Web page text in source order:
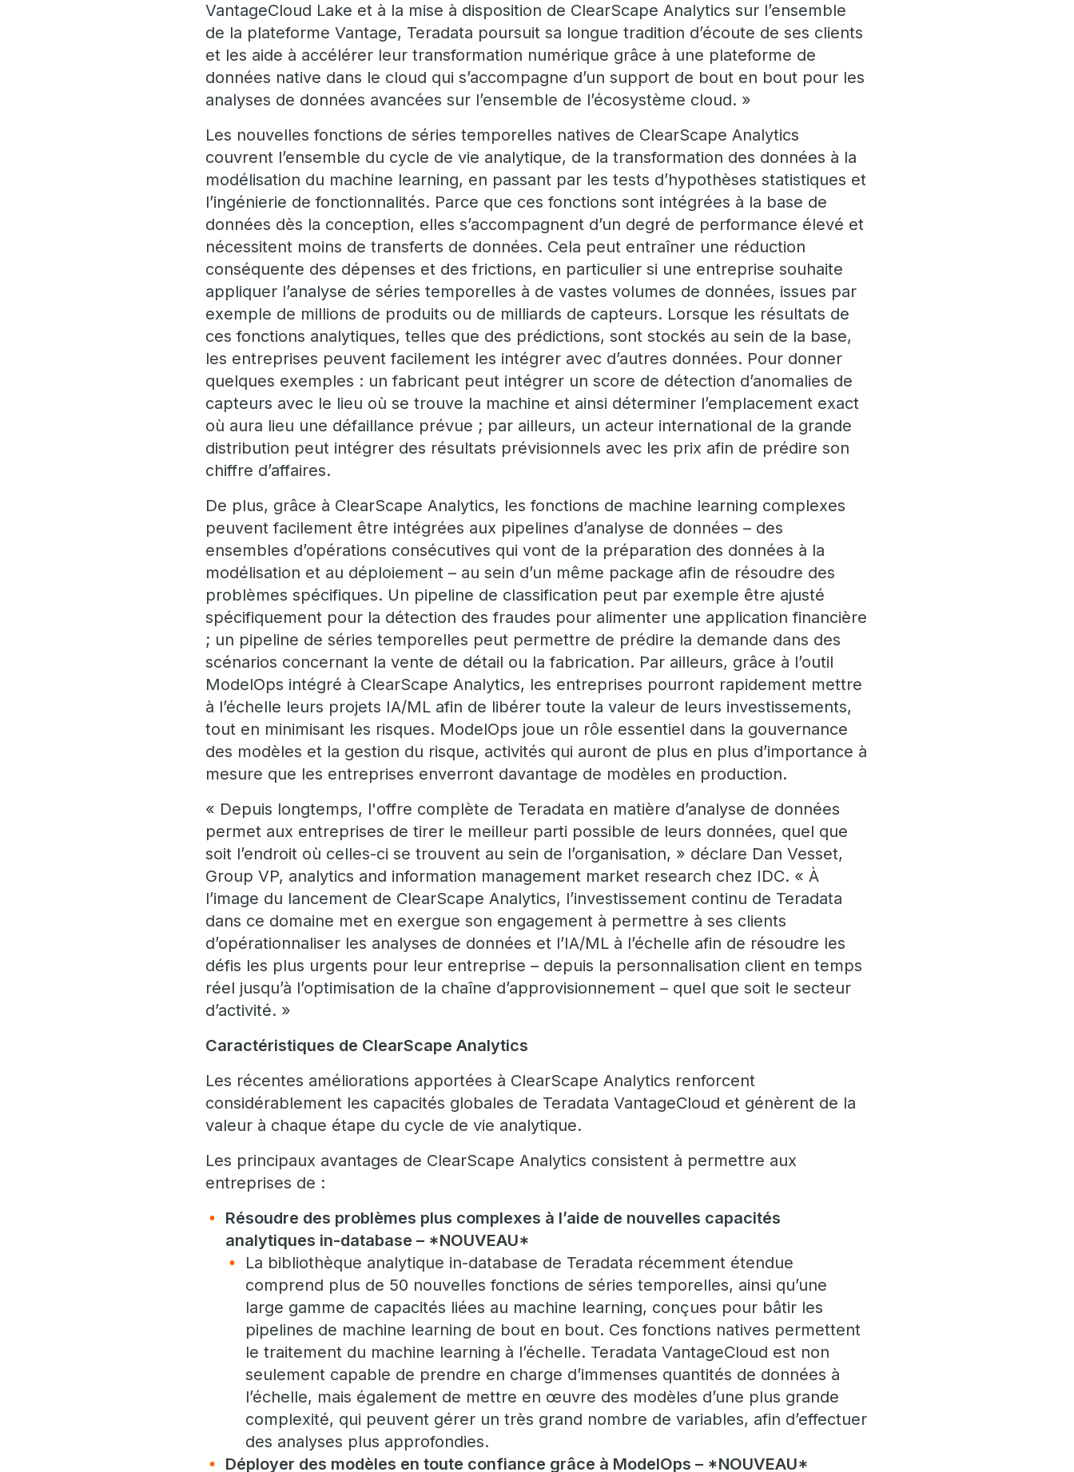
VantageCloud Lake et à la mise à disposition de ClearScape Analytics sur l’ensemble
de la plateforme Vantage, Teradata poursuit sa longue tradition d’écoute de ses clients
et les aide à accélérer leur transformation numérique grâce à une plateforme de
données native dans le cloud qui s’accompagne d’un support de bout en bout pour les
analyses de données avancées sur l’ensemble de l’écosystème cloud. »
Les nouvelles fonctions de séries temporelles natives de ClearScape Analytics
couvrent l’ensemble du cycle de vie analytique, de la transformation des données à la
modélisation du machine learning, en passant par les tests d’hypothèses statistiques et
l’ingénierie de fonctionnalités. Parce que ces fonctions sont intégrées à la base de
données dès la conception, elles s’accompagnent d’un degré de performance élevé et
nécessitent moins de transferts de données. Cela peut entraîner une réduction
conséquente des dépenses et des frictions, en particulier si une entreprise souhaite
appliquer l’analyse de séries temporelles à de vastes volumes de données, issues par
exemple de millions de produits ou de milliards de capteurs. Lorsque les résultats de
ces fonctions analytiques, telles que des prédictions, sont stockés au sein de la base,
les entreprises peuvent facilement les intégrer avec d’autres données. Pour donner
quelques exemples : un fabricant peut intégrer un score de détection d’anomalies de
capteurs avec le lieu où se trouve la machine et ainsi déterminer l’emplacement exact
où aura lieu une défaillance prévue ; par ailleurs, un acteur international de la grande
distribution peut intégrer des résultats prévisionnels avec les prix afin de prédire son
chiffre d’affaires.
De plus, grâce à ClearScape Analytics, les fonctions de machine learning complexes
peuvent facilement être intégrées aux pipelines d’analyse de données – des
ensembles d’opérations consécutives qui vont de la préparation des données à la
modélisation et au déploiement – au sein d’un même package afin de résoudre des
problèmes spécifiques. Un pipeline de classification peut par exemple être ajusté
spécifiquement pour la détection des fraudes pour alimenter une application financière
; un pipeline de séries temporelles peut permettre de prédire la demande dans des
scénarios concernant la vente de détail ou la fabrication. Par ailleurs, grâce à l’outil
ModelOps intégré à ClearScape Analytics, les entreprises pourront rapidement mettre
à l’échelle leurs projets IA/ML afin de libérer toute la valeur de leurs investissements,
tout en minimisant les risques. ModelOps joue un rôle essentiel dans la gouvernance
des modèles et la gestion du risque, activités qui auront de plus en plus d’importance à
mesure que les entreprises enverront davantage de modèles en production.
« Depuis longtemps, l'offre complète de Teradata en matière d’analyse de données
permet aux entreprises de tirer le meilleur parti possible de leurs données, quel que
soit l’endroit où celles-ci se trouvent au sein de l’organisation, » déclare Dan Vesset,
Group VP, analytics and information management market research chez IDC. « À
l’image du lancement de ClearScape Analytics, l’investissement continu de Teradata
dans ce domaine met en exergue son engagement à permettre à ses clients
d’opérationnaliser les analyses de données et l’IA/ML à l’échelle afin de résoudre les
défis les plus urgents pour leur entreprise – depuis la personnalisation client en temps
réel jusqu’à l’optimisation de la chaîne d’approvisionnement – quel que soit le secteur
d’activité. »
Caractéristiques de ClearScape Analytics
Les récentes améliorations apportées à ClearScape Analytics renforcent
considérablement les capacités globales de Teradata VantageCloud et génèrent de la
valeur à chaque étape du cycle de vie analytique.
Les principaux avantages de ClearScape Analytics consistent à permettre aux
entreprises de :
Résoudre des problèmes plus complexes à l’aide de nouvelles capacités
analytiques in-database – *NOUVEAU*
La bibliothèque analytique in-database de Teradata récemment étendue
comprend plus de 50 nouvelles fonctions de séries temporelles, ainsi qu’une
large gamme de capacités liées au machine learning, conçues pour bâtir les
pipelines de machine learning de bout en bout. Ces fonctions natives permettent
le traitement du machine learning à l’échelle. Teradata VantageCloud est non
seulement capable de prendre en charge d’immenses quantités de données à
l’échelle, mais également de mettre en œuvre des modèles d’une plus grande
complexité, qui peuvent gérer un très grand nombre de variables, afin d’effectuer
des analyses plus approfondies.
Déployer des modèles en toute confiance grâce à ModelOps – *NOUVEAU*